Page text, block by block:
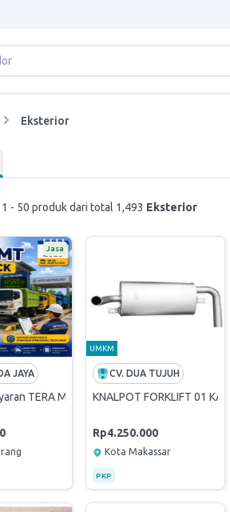
Eksterior
- 50 produk dari total 1,493 Eksterior
Jasa
JAYA
TERA MT @3 Truck
UMKM
CV. DUA TUJUH
KNALPOT FORKLIFT 01
Rp4.250.000
Kota Makassar
PKP